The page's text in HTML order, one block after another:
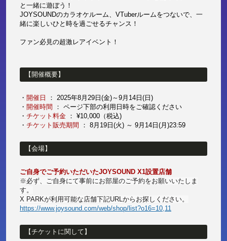
と一緒に遊ぼう！
JOYSOUNDのカラオケルーム、VTuberルームをつないで、一
緒に楽しいひと時を過ごせるチャンス！
ファン必見の超激レアイベント！
【開催概要】
・ 開催日
： 2025年8月29日(金)～9月14日(日)
・ 開催時間 ： ページ下部の利用日時をご確認ください
・ チケット料金 ： ¥10,000（税込)
・ チケット販売期間 ： 8月19日(火) ～ 9月14日(月)23:59
【会場】
ご自身でご予約いただいたJOYSOUND X1設置店舗
※必ず、ご自身にて事前にお部屋のご予約をお願いいたしま
す。
X PARKが利用可能な店舗下記URLからお探しください。
https://www.joysound.com/web/shop/list?o16=10,11
【チケットに関して】